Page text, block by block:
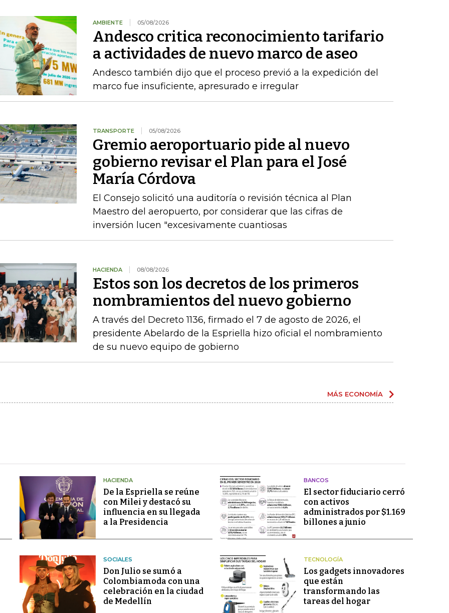
AMBIENTE 05/08/2026
Andesco critica reconocimiento tarifario
a actividades de nuevo marco de aseo
Andesco también dijo que el proceso previó a la expedición del
marco fue insuficiente, apresurado e irregular
TRANSPORTE 05/08/2026
Gremio aeroportuario pide al nuevo
gobierno revisar el Plan para el José
María Córdova
El Consejo solicitó una auditoría o revisión técnica al Plan
Maestro del aeropuerto, por considerar que las cifras de
inversión lucen "excesivamente cuantiosas
HACIENDA 08/08/2026
Estos son los decretos de los primeros
nombramientos del nuevo gobierno
A través del Decreto 1136, firmado el 7 de agosto de 2026, el
presidente Abelardo de la Espriella hizo oficial el nombramiento
de su nuevo equipo de gobierno
MÁS ECONOMÍA
HACIENDA
De la Espriella se reúne
con Milei y destacó su
influencia en su llegada
a la Presidencia
BANCOS
El sector fiduciario cerró
con activos
administrados por $1.169
billones a junio
SOCIALES
Don Julio se sumó a
Colombiamoda con una
celebración en la ciudad
de Medellín
TECNOLOGÍA
Los gadgets innovadores
que están
transformando las
tareas del hogar